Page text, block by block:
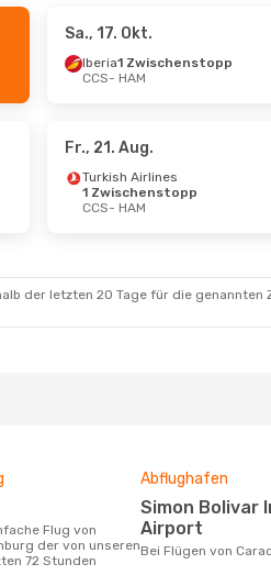
Sa., 17. Okt.
Iberia1 Zwischenstopp
CCS- HAM
Fr., 21. Aug.
Turkish Airlines
1 Zwischenstopp
CCS- HAM
der letzten 20 Tage für die
der von unseren
72 Stunden
Abflughafen
Simon Bolivar International
Airport
Bei Flügen von